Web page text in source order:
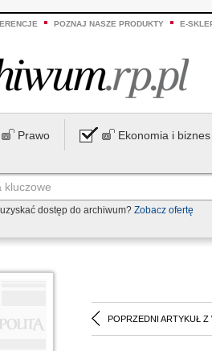
POZNAJ NASZE PRODUKTY E-
Prawo Ekonomia i biznes
dostęp do archiwum? Zobacz ofertę
POPRZEDNI ARTYKUŁ Z